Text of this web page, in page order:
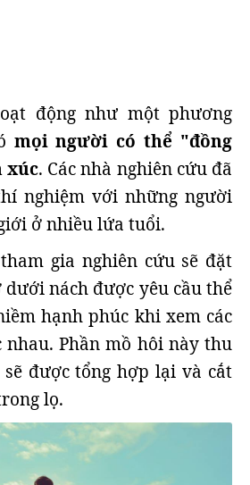
động như một phương
mọi người có thể "đồng
xúc. Các nhà nghiên cứu đã
nghiệm với những người
ở nhiều lứa tuổi.
gia nghiên cứu sẽ đặt
dưới nách được yêu cầu thể
hạnh phúc khi xem các
Phần mồ hôi này thu
được tổng hợp lại và cắt
lọ.